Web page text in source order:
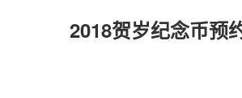
2018贺岁纪念币预